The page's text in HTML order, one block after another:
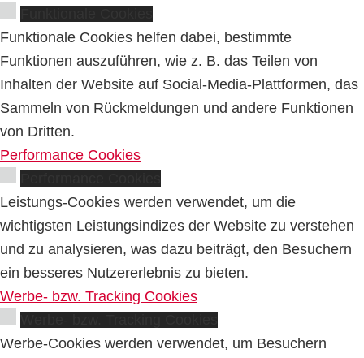
Funktionale Cookies helfen dabei, bestimmte
Funktionen auszuführen, wie z. B. das Teilen von
Inhalten der Website auf Social-Media-Plattformen, das
Sammeln von Rückmeldungen und andere Funktionen
von Dritten.
Performance Cookies
Leistungs-Cookies werden verwendet, um die
wichtigsten Leistungsindizes der Website zu verstehen
und zu analysieren, was dazu beiträgt, den Besuchern
ein besseres Nutzererlebnis zu bieten.
Werbe- bzw. Tracking Cookies
Werbe-Cookies werden verwendet, um Besuchern